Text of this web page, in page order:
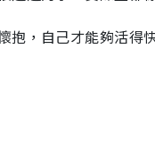
，自己才能夠活得